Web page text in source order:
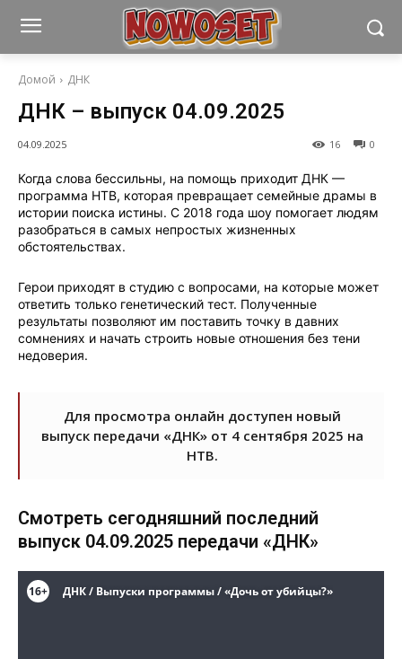
Домой ДНК
ДНК – выпуск 04.09.2025
0
16
04.09.2025
Когда слова бессильны, на помощь приходит ДНК —
программа НТВ, которая превращает семейные драмы в
истории поиска истины. С 2018 года шоу помогает людям
разобраться в самых непростых жизненных
обстоятельствах.
Герои приходят в студию с вопросами, на которые может
ответить только генетический тест. Полученные
результаты позволяют им поставить точку в давних
сомнениях и начать строить новые отношения без тени
недоверия.
Для просмотра онлайн доступен новый
выпуск передачи «ДНК» от 4 сентября 2025 на
НТВ.
Смотреть сегодняшний последний
выпуск 04.09.2025 передачи «ДНК»